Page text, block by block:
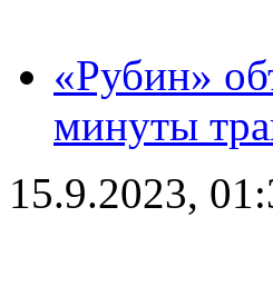
«Рубин»
минуты
15.9.2023,